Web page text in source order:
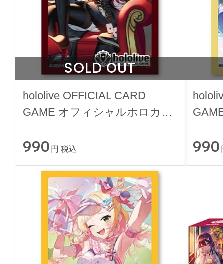
SOLD OUT
hololive OFFICIAL CARD
GAME オフィシャルホロカス
990 円 税込 990